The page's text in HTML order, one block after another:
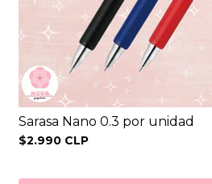
Sarasa Nano 0.3 por unidad
$2.990 CLP